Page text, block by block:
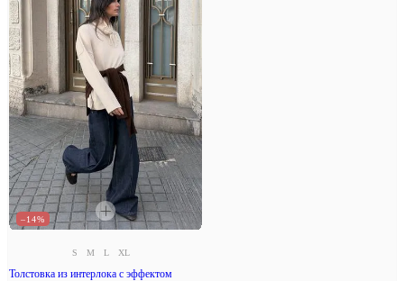
–14%
S M L XL
Толстовка из интерлока с эффектом